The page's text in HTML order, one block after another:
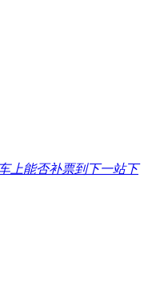
上能否补票到下一站下